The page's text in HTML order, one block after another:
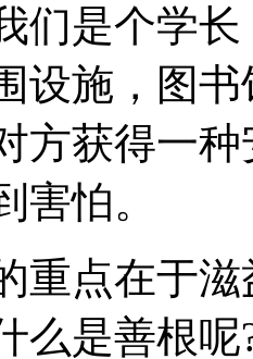
们是个学
设施，图
方获得一
害怕。
点在于滋
么是善根